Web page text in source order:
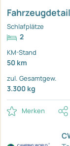
Schlafplätze
2
KM-Stand
50 km
zul. Gesamtgew.
3.300 kg
Merken